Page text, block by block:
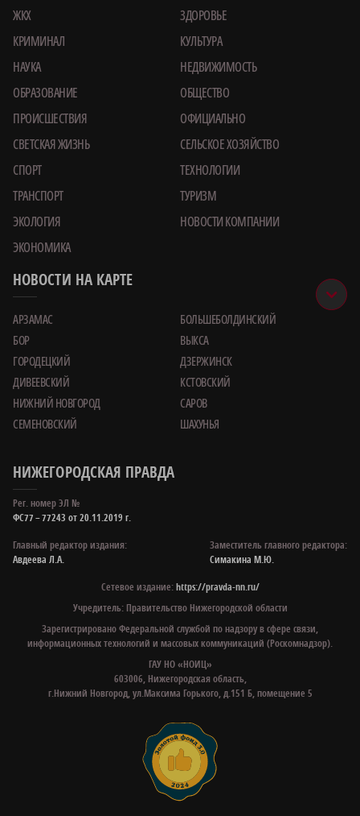
ЖКХ
ЗДОРОВЬЕ
КРИМИНАЛ
КУЛЬТУРА
НАУКА
НЕДВИЖИМОСТЬ
ОБРАЗОВАНИЕ
ОБЩЕСТВО
ПРОИСШЕСТВИЯ
ОФИЦИАЛЬНО
СВЕТСКАЯ ЖИЗНЬ
СЕЛЬСКОЕ ХОЗЯЙСТВО
СПОРТ
ТЕХНОЛОГИИ
ТРАНСПОРТ
ТУРИЗМ
ЭКОЛОГИЯ
НОВОСТИ КОМПАНИИ
ЭКОНОМИКА
НОВОСТИ НА КАРТЕ
АРЗАМАС
БОЛЬШЕБОЛДИНСКИЙ
БОР
ВЫКСА
ГОРОДЕЦКИЙ
ДЗЕРЖИНСК
ДИВЕЕВСКИЙ
КСТОВСКИЙ
НИЖНИЙ НОВГОРОД
САРОВ
СЕМЕНОВСКИЙ
ШАХУНЬЯ
НИЖЕГОРОДСКАЯ ПРАВДА
Рег. номер ЭЛ №
ФС77 – 77243 от 20.11.2019 г.
Главный редактор издания:
Авдеева Л.А.
Заместитель главного редактора:
Симакина М.Ю.
Сетевое издание:https://pravda-nn.ru/
Учредитель: Правительство Нижегородской области
Зарегистрировано Федеральной службой по надзору в сфере связи,
информационных технологий и массовых коммуникаций (Роскомнадзор).
ГАУ НО «НОИЦ»
603006, Нижегородская область,
г.Нижний Новгород, ул.Максима Горького, д.151 Б, помещение 5